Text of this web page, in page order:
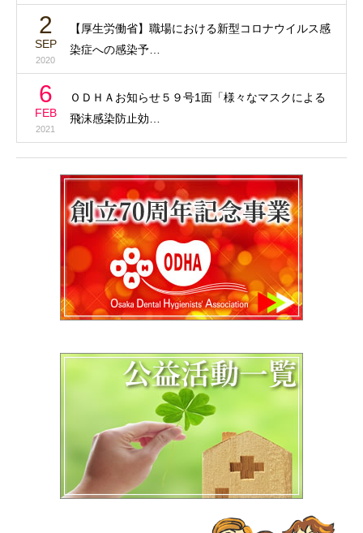
2
SEP
2020
【厚生労働省】職場における新型コロナウイルス感
染症への感染予…
6
FEB
2021
ＯＤＨＡお知らせ５９号1面「様々なマスクによる
飛沫感染防止効…